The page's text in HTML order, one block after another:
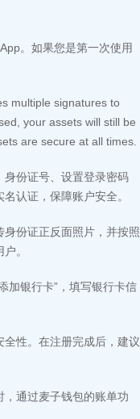
。如果您是第一次使用
multiple signatures to
your assets will still be
are secure at all times.
份证号、设置登录密码
认证，保障账户安全。
份证正反面照片，并按照
。
加银行卡”，填写银行卡信
性。在注册完成后，建议
通过麦子钱包的账单功